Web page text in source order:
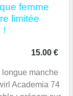
femme
limitée
!
15.00 €
manche
Academia 74